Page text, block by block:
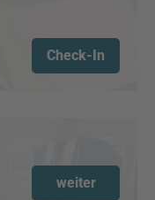
Check-In
weiter